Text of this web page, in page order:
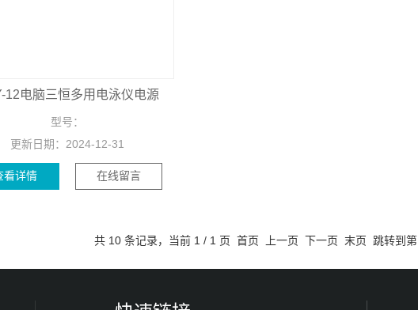
12电脑三恒多用电泳仪电源
型号：
更新日期： 2024-12-31
看详情 在线留言
共 10 条记录，当前 1 / 1 页 首页 上一页 下一页 末页 跳转到第